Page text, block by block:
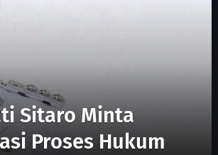
Sitaro Minta
Proses Hukum